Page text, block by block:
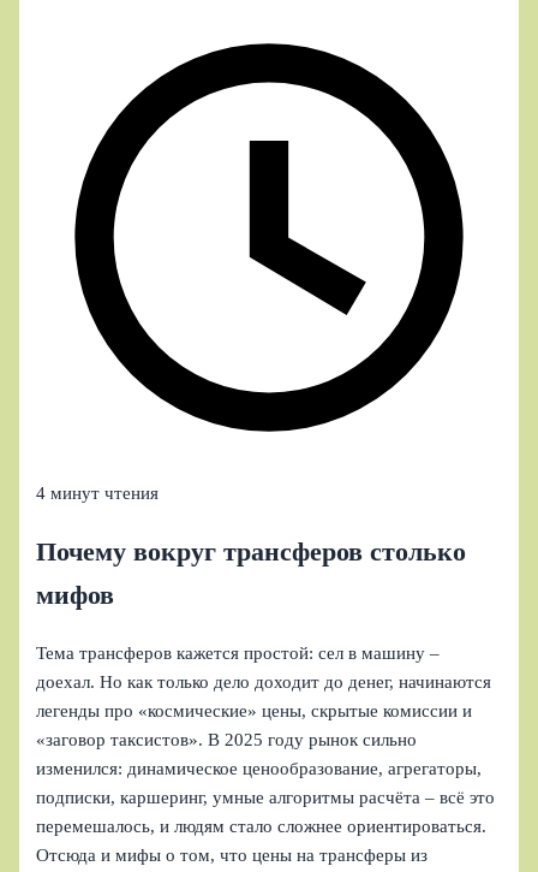
4 минут чтения
Почему вокруг трансферов столько
мифов
Тема трансферов кажется простой: сел в машину –
доехал. Но как только дело доходит до денег, начинаются
легенды про «космические» цены, скрытые комиссии и
«заговор таксистов». В 2025 году рынок сильно
изменился: динамическое ценообразование, агрегаторы,
подписки, каршеринг, умные алгоритмы расчёта – всё это
перемешалось, и людям стало сложнее ориентироваться.
Отсюда и мифы о том, что цены на трансферы из